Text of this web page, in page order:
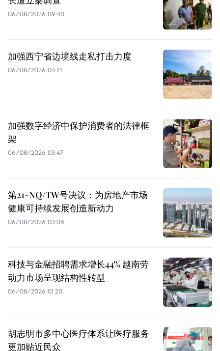
06/08/2026 09:40
加强西宁省边境线走私打击力度
06/08/2026 04:21
加强数字经济中保护消费者的法律框
架
06/08/2026 03:47
第21-NQ/TW号决议：为房地产市场
健康可持续发展创造新动力
06/08/2026 03:06
科技与金融招聘需求增长44% 越南劳
动力市场呈现结构性转型
06/08/2026 01:20
胡志明市多中心医疗体系让医疗服务
更加贴近民众